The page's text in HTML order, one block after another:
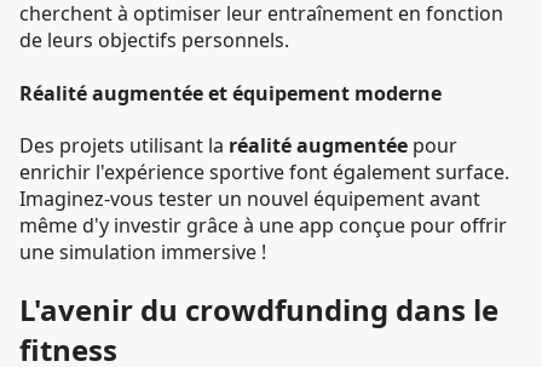
cherchent à optimiser leur entraînement en fonction
de leurs objectifs personnels.
Réalité augmentée et équipement moderne
Des projets utilisant la réalité augmentée pour
enrichir l'expérience sportive font également surface.
Imaginez-vous tester un nouvel équipement avant
même d'y investir grâce à une app conçue pour offrir
une simulation immersive !
L'avenir du crowdfunding dans le
fitness